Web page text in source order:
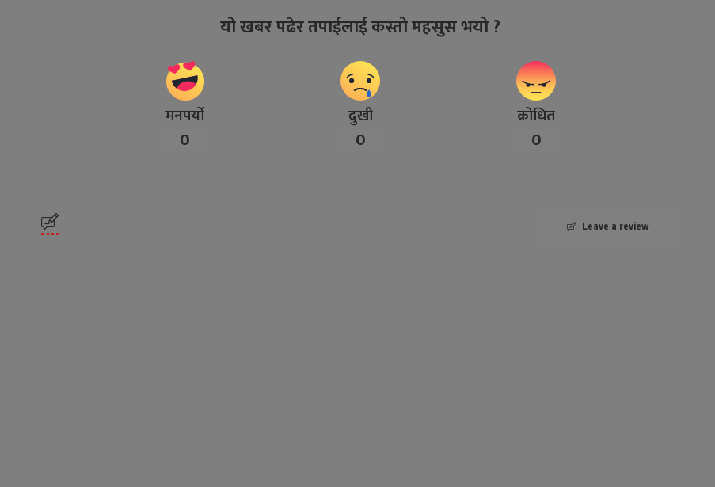
यो खबर पढेर तपाईलाई कस्तो महसुस भयो ?
मनपर्यो
0
दुखी
0
क्रोधित
0
Leave a review